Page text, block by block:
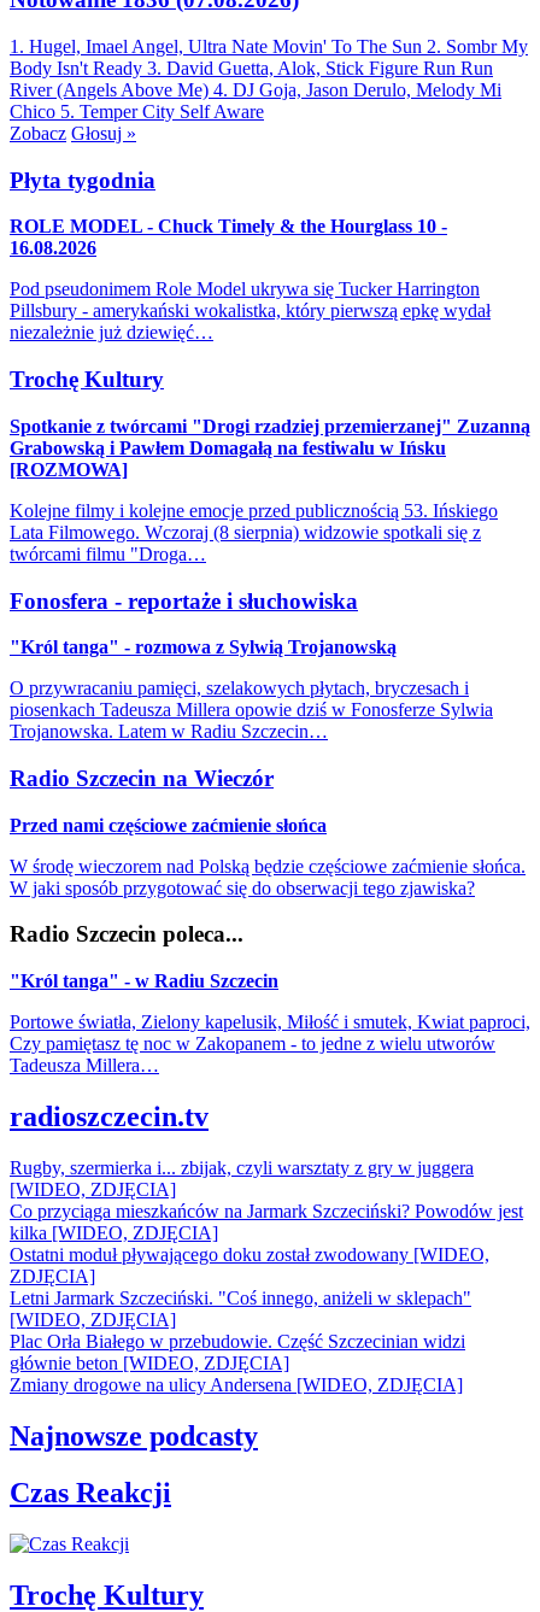
1. Hugel, Imael Angel, Ultra Nate Movin' To The Sun 2. Sombr My
Body Isn't Ready 3. David Guetta, Alok, Stick Figure Run Run
River (Angels Above Me) 4. DJ Goja, Jason Derulo, Melody Mi
Chico 5. Temper City Self Aware
Zobacz Głosuj »
Płyta tygodnia
ROLE MODEL - Chuck Timely & the Hourglass 10 -
16.08.2026
Pod pseudonimem Role Model ukrywa się Tucker Harrington
Pillsbury - amerykański wokalistka, który pierwszą epkę wydał
niezależnie już dziewięć…
Trochę Kultury
Spotkanie z twórcami "Drogi rzadziej przemierzanej" Zuzanną
Grabowską i Pawłem Domagałą na festiwalu w Ińsku
[ROZMOWA]
Kolejne filmy i kolejne emocje przed publicznością 53. Ińskiego
Lata Filmowego. Wczoraj (8 sierpnia) widzowie spotkali się z
twórcami filmu "Droga…
Fonosfera - reportaże i słuchowiska
"Król tanga" - rozmowa z Sylwią Trojanowską
O przywracaniu pamięci, szelakowych płytach, bryczesach i
piosenkach Tadeusza Millera opowie dziś w Fonosferze Sylwia
Trojanowska. Latem w Radiu Szczecin…
Radio Szczecin na Wieczór
Przed nami częściowe zaćmienie słońca
W środę wieczorem nad Polską będzie częściowe zaćmienie słońca.
W jaki sposób przygotować się do obserwacji tego zjawiska?
Radio Szczecin poleca...
"Król tanga" - w Radiu Szczecin
Portowe światła, Zielony kapelusik, Miłość i smutek, Kwiat paproci,
Czy pamiętasz tę noc w Zakopanem - to jedne z wielu utworów
Tadeusza Millera…
radioszczecin.tv
Rugby, szermierka i... zbijak, czyli warsztaty z gry w juggera
[WIDEO, ZDJĘCIA]
Co przyciąga mieszkańców na Jarmark Szczeciński? Powodów jest
kilka [WIDEO, ZDJĘCIA]
Ostatni moduł pływającego doku został zwodowany [WIDEO,
ZDJĘCIA]
Letni Jarmark Szczeciński. "Coś innego, aniżeli w sklepach"
[WIDEO, ZDJĘCIA]
Plac Orła Białego w przebudowie. Część Szczecinian widzi
głównie beton [WIDEO, ZDJĘCIA]
Zmiany drogowe na ulicy Andersena [WIDEO, ZDJĘCIA]
Najnowsze podcasty
Czas Reakcji
Trochę Kultury